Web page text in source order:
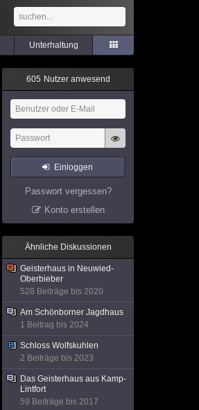
Unterhaltung
605 Nutzer anwesend
Einloggen
Passwort vergessen?
Konto erstellen
Ähnliche Diskussionen
Geisterhaus in Neuwied-
Oberbieber
528 Beiträge bis 2020
Am Schönborner Jagdhaus
1 Beitrag bis 2024
Schloss Wolfskuhlen
2 Beiträge bis 2023
Das Geisterhaus aus Kamp-
Lintfort
59 Beiträge bis 2017